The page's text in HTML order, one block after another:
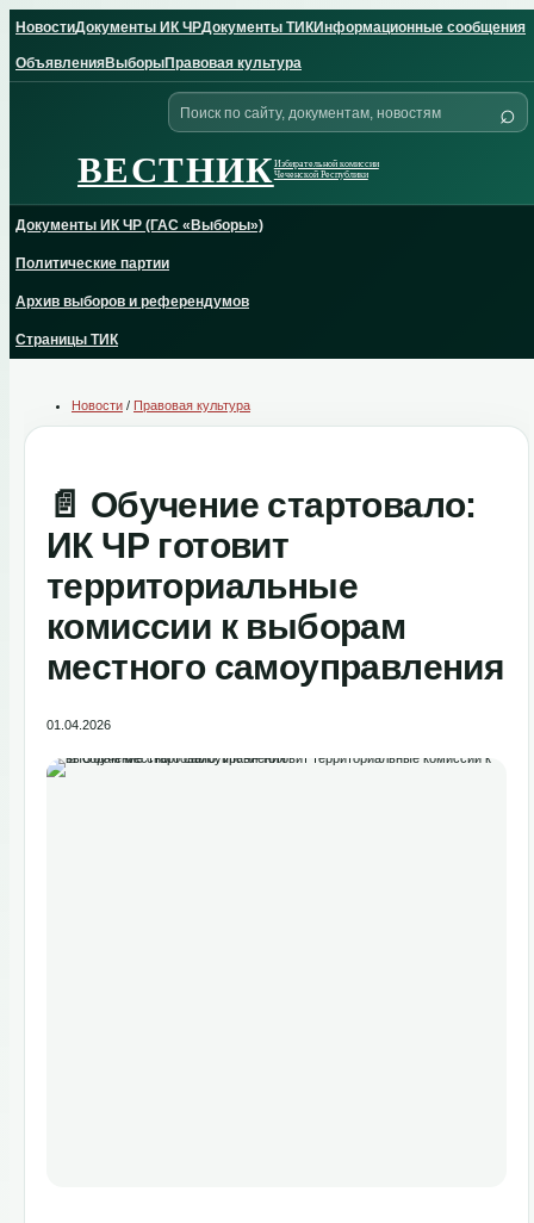
toНовостиДокументы ИК ЧРДокументы ТИКИнформационные сообщения
ОбъявленияВыборыПравовая культура
ВЕСТНИКИзбирательной комиссии
Чеченской Республики
Поиск
сайту
⌕
Документы ИК ЧР (ГАС «Выборы»)
Политические партии
Архив выборов и референдумов
Страницы ТИК
Новости / Правовая культура
📄 Обучение стартовало:
ИК ЧР готовит
территориальные
комиссии к выборам
местного самоуправления
01.04.2026